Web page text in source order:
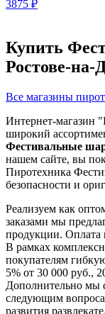
3875 ₽
Купить
Ростове-на-
Все магазины
Интернет-магазин
широкий
Фестивальные
нашем сайте, вы
Пиротехника
безопасности и
Реализуем как
заказами мы
продукции. Оплата
В рамках
покупателям
5% от 30 000 руб.,
Дополнительно мы
следующим
развития